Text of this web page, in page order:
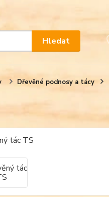
Hledat
Dřevěné podnosy a tácy